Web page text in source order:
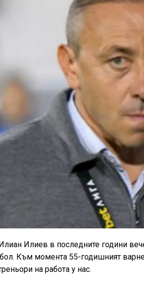
Илиев в последните години
Към момента 55-годишният
на работа у нас.